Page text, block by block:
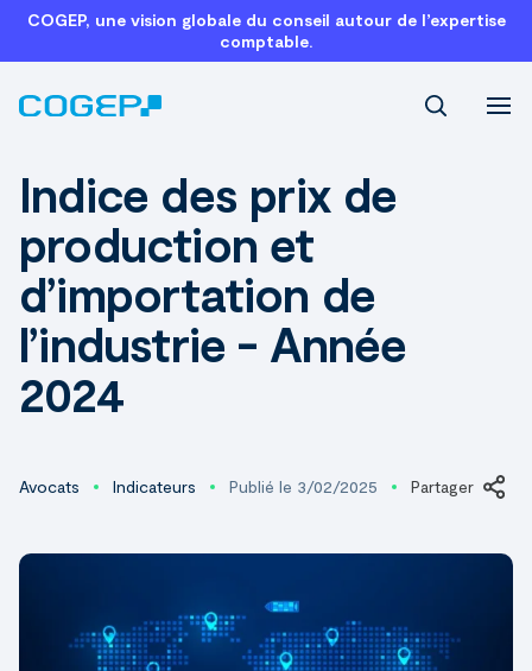
COGEP, une vision globale du conseil autour de l’expertise
comptable.
Indice des prix de
production et
d’importation de
l’industrie - Année
2024
Avocats Indicateurs Publié le 3/02/2025 Partager